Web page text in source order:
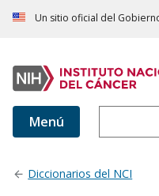
Un sitio oficial del
Menú
Diccionarios del NCI